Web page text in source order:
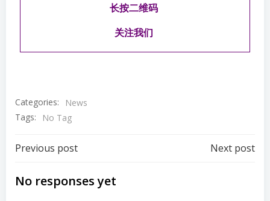
长按二维码
关注我们
Categories:
News
Tags:
No Tag
Post
navigation
Previous post Next post
No responses yet